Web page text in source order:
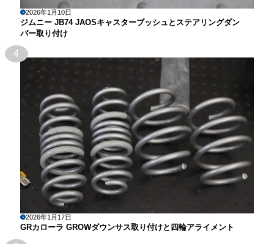
2026年1月10日
ジムニー JB74 JAOSキャスターブッシュとステアリングダン
パー取り付け
4
2026年1月17日
GRカローラ GROWダウンサス取り付けと四輪アライメント